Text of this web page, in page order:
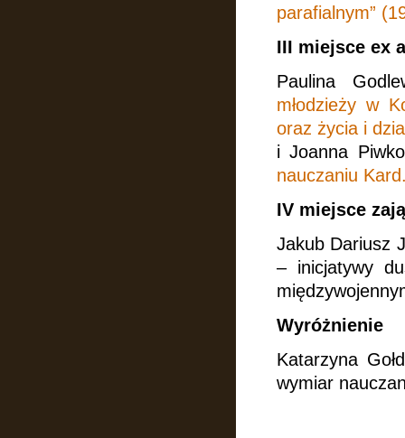
parafialnym”
III miejsce ex
Paulina
młodzieży w
oraz życia i
i Joanna
nauczaniu
IV miejsce
Jakub Dariusz
– inicjatywy
Wyróżnienie
Katarzyna
wymiar